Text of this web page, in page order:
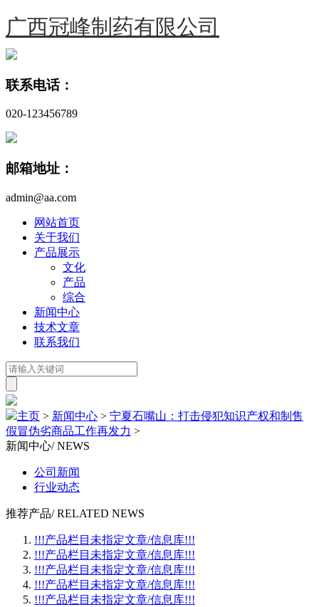
广西冠峰制药有限公司
联系电话：
020-123456789
邮箱地址：
admin@aa.com
网站首页
关于我们
产品展示
文化
产品
综合
新闻中心
技术文章
联系我们
主页 > 新闻中心 > 宁夏石嘴山：打击侵犯知识产权和制售
假冒伪劣商品工作再发力 >
新闻中心/ NEWS
公司新闻
行业动态
推荐产品/ RELATED NEWS
!!!产品栏目未指定文章/信息库!!!
!!!产品栏目未指定文章/信息库!!!
!!!产品栏目未指定文章/信息库!!!
!!!产品栏目未指定文章/信息库!!!
!!!产品栏目未指定文章/信息库!!!